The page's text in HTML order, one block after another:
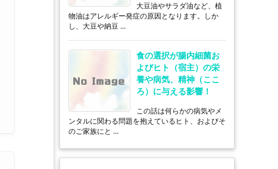
大豆油やサラダ油など、植
物油はアレルギー発症の原因となります。しか
し、大豆や納豆 ...
食の選択が腸内細菌お
よびヒト（宿主）の栄
養や病気、精神（ここ
ろ）に与える影響！
この話は何らかの病気やメ
ンタルに関わる問題を抱えているヒト、およびそ
のご家族にと ...